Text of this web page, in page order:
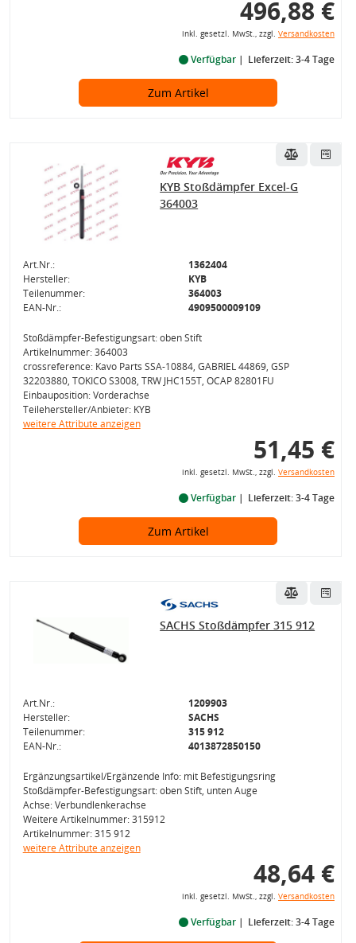
496,88 €
inkl. gesetzl. MwSt., zzgl. Versandkosten
Verfügbar Lieferzeit: 3-4 Tage
Zum Artikel
KYB Stoßdämpfer Excel-G
364003
Art.Nr.:
1362404
Hersteller:
KYB
Teilenummer:
364003
EAN-Nr.:
4909500009109
Stoßdämpfer-Befestigungsart: oben Stift
Artikelnummer: 364003
crossreference: Kavo Parts SSA-10884, GABRIEL 44869, GSP
32203880, TOKICO S3008, TRW JHC155T, OCAP 82801FU
Einbauposition: Vorderachse
Teilehersteller/Anbieter: KYB
weitere Attribute anzeigen
51,45 €
inkl. gesetzl. MwSt., zzgl. Versandkosten
Verfügbar Lieferzeit: 3-4 Tage
Zum Artikel
SACHS Stoßdämpfer 315 912
Art.Nr.:
1209903
Hersteller:
SACHS
Teilenummer:
315 912
EAN-Nr.:
4013872850150
Ergänzungsartikel/Ergänzende Info: mit Befestigungsring
Stoßdämpfer-Befestigungsart: oben Stift, unten Auge
Achse: Verbundlenkerachse
Weitere Artikelnummer: 315912
Artikelnummer: 315 912
weitere Attribute anzeigen
48,64 €
inkl. gesetzl. MwSt., zzgl. Versandkosten
Verfügbar Lieferzeit: 3-4 Tage